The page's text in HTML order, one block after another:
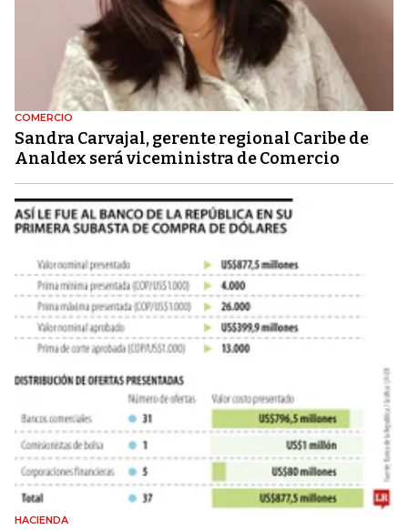
COMERCIO
Sandra Carvajal, gerente regional Caribe de
Analdex será viceministra de Comercio
HACIENDA